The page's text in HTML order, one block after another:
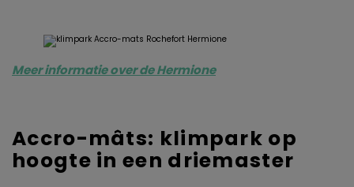
Meer informatie over de Hermione
Accro-mâts: klimpark op
hoogte in een driemaster